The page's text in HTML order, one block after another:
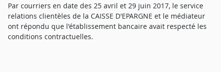
Par courriers en date des 25 avril et 29 juin 2017, le service
relations clientèles de la CAISSE D'EPARGNE et le médiateur
ont répondu que l'établissement bancaire avait respecté les
conditions contractuelles.